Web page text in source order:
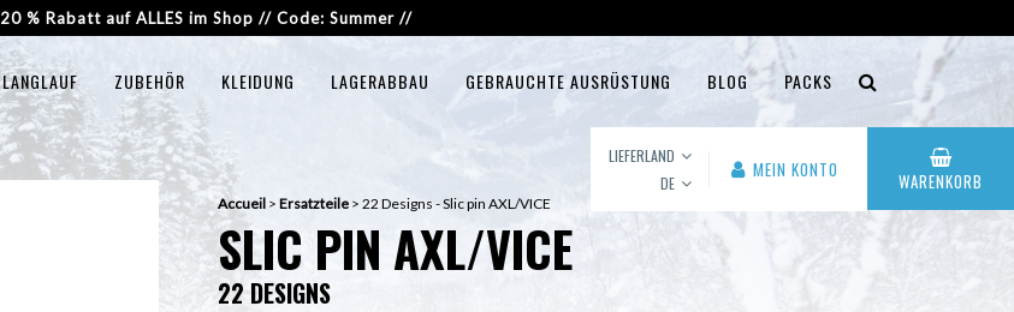
20 % Rabatt auf ALLES im Shop // Code: Summer //
LANGLAUF ZUBEHÖR KLEIDUNG LAGERABBAU GEBRAUCHTE AUSRÜSTUNG BLOG PACKS
LIEFERLAND
DE
MEIN KONTO WARENKORB
Accueil > Ersatzteile > 22 Designs - Slic pin AXL/VICE
SLIC PIN AXL/VICE
22 DESIGNS